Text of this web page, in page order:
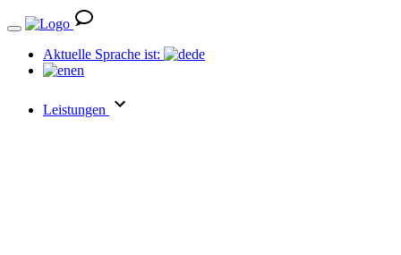
Aktuelle Sprache ist:
de
en
Leistungen